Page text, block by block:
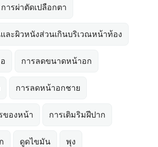
การผ่าตัดเปลือกตา
ละผิวหนังส่วนเกินบริเวณหน้าท้อง
การลดขนาดหน้าอก
การลดหน้าอกชาย
ของหน้า การเติมริมฝีปาก
ดูดไขมัน พุง